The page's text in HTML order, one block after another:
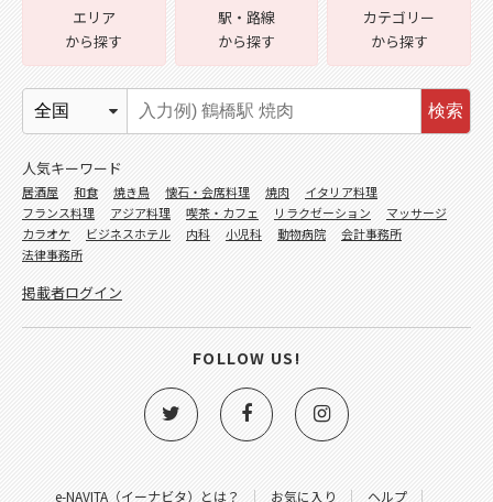
e-NAVITA（イーナビタ）とは？ お気に入り
ヘルプ
エリア
から探す
駅・路線
から探す
カテゴリー
から探す
検索
人気キーワード
居酒屋 和食 焼き鳥 懐石・会席料理 焼肉
イタリア料理
フランス料理
アジア料理 喫茶・カフェ リラクゼーション
マッサージ
カラオケ
ビジネスホテル 内科 小児科 動物病院
会計事務所
法律事務所
掲載者ログイン
FOLLOW US!